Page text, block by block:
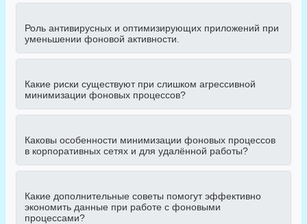
Роль антивирусных и оптимизирующих приложений при
уменьшении фоновой активности.
Какие риски существуют при слишком агрессивной
минимизации фоновых процессов?
Каковы особенности минимизации фоновых процессов
в корпоративных сетях и для удалённой работы?
Какие дополнительные советы помогут эффективно
экономить данные при работе с фоновыми
процессами?